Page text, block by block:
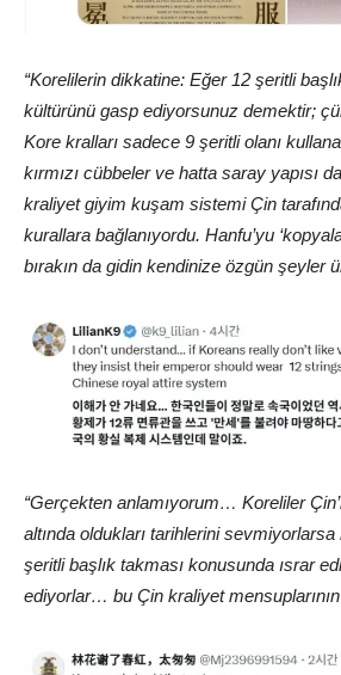
“Korelilerin dikkatine: Eğer 12 şeritli
kültürünü gasp ediyorsunuz demektir;
Kore kralları sadece 9 şeritli olanı
kırmızı cübbeler ve hatta saray yapısı
kraliyet giyim kuşam sistemi Çin
kurallara bağlanıyordu. Hanfu’yu
bırakın da gidin kendinize özgün şeyler
“Gerçekten anlamıyorum… Koreliler
altında oldukları tarihlerini sevmiyorlarsa
şeritli başlık takması konusunda ısrar
ediyorlar… bu Çin kraliyet mensuplarının